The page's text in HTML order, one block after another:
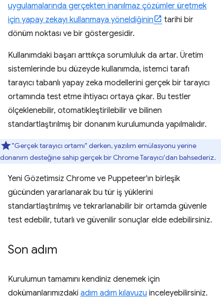
uygulamalarında gerçekten inanılmaz çözümler üretmek
için yapay zekayı kullanmaya yöneldiğinin
tarihi bir
dönüm noktası ve bir göstergesidir.
Kullanımdaki başarı arttıkça sorumluluk da artar. Üretim
sistemlerinde bu düzeyde kullanımda, istemci tarafı
tarayıcı tabanlı yapay zeka modellerini gerçek bir tarayıcı
ortamında test etme ihtiyacı ortaya çıkar. Bu testler
ölçeklenebilir, otomatikleştirilebilir ve bilinen
standartlaştırılmış bir donanım kurulumunda yapılmalıdır.
"Gerçek tarayıcı ortamı" derken, yazılım emülasyonu yerine
donanım desteğine sahip gerçek bir Chrome Tarayıcı'dan bahsederiz.
Yeni Gözetimsiz Chrome ve Puppeteer'ın birleşik
gücünden yararlanarak bu tür iş yüklerini
standartlaştırılmış ve tekrarlanabilir bir ortamda güvenle
test edebilir, tutarlı ve güvenilir sonuçlar elde edebilirsiniz.
Son adım
Kurulumun tamamını kendiniz denemek için
dokümanlarımızdaki adım adım kılavuzu inceleyebilirsiniz.